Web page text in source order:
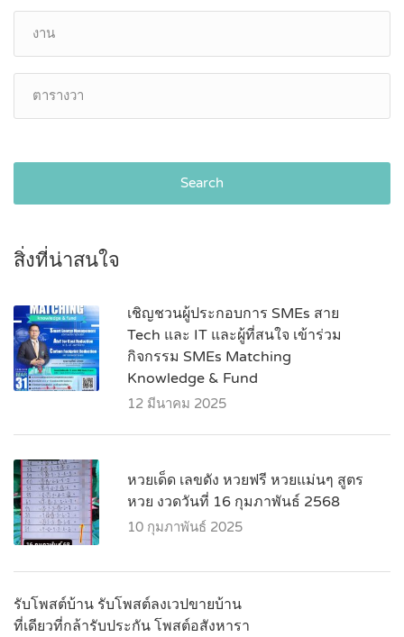
Search
สิ่งที่น่าสนใจ
เชิญชวนผู้ประกอบการ SMEs สาย
Tech และ IT และผู้ที่สนใจ เข้าร่วม
กิจกรรม SMEs Matching
Knowledge & Fund
12 มีนาคม 2025
หวยเด็ด เลขดัง หวยฟรี หวยแม่นๆ สูตร
หวย งวดวันที่ 16 กุมภาพันธ์ 2568
10 กุมภาพันธ์ 2025
รับโพสต์บ้าน รับโพสต์ลงเวปขายบ้าน
ที่เดียวที่กล้ารับประกัน โพสต์อสังหารา